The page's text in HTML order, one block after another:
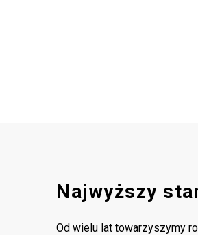
Najwyższy
Od wielu lat towarzyszymy